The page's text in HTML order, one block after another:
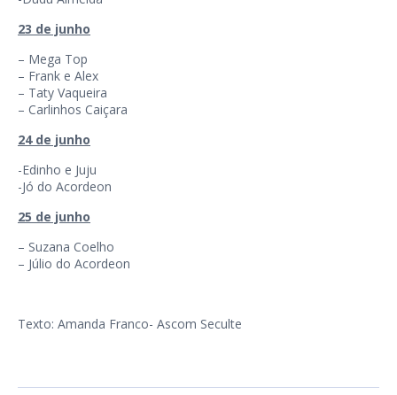
23 de junho
– Mega Top
– Frank e Alex
– Taty Vaqueira
– Carlinhos Caiçara
24 de junho
-Edinho e Juju
-Jó do Acordeon
25 de junho
– Suzana Coelho
– Júlio do Acordeon
Texto: Amanda Franco- Ascom Seculte